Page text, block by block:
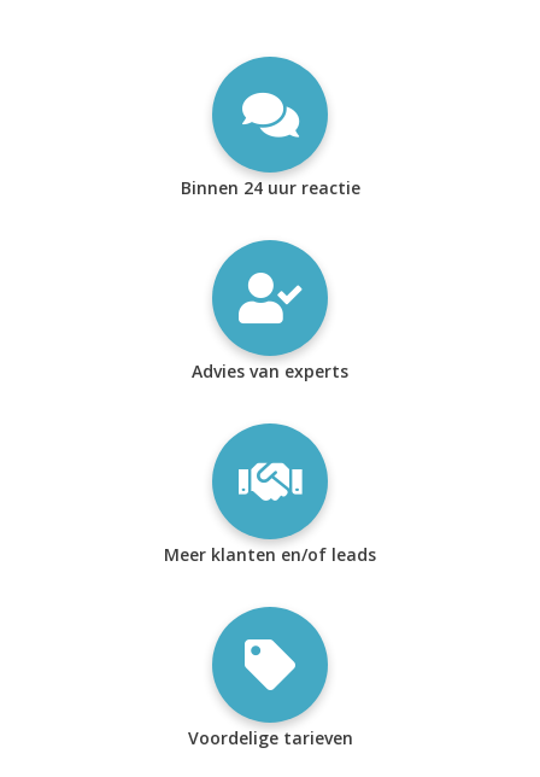
Binnen 24 uur reactie
Advies van experts
Meer klanten en/of leads
Voordelige tarieven